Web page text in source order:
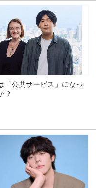
「公共サービス」になっ
？